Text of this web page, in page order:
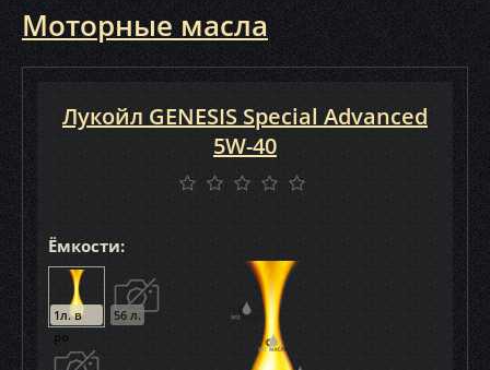
Моторные масла
Ёмкости:
1л. в
ро
56 л.
Лукойл GENESIS Special Advanced
5W-40